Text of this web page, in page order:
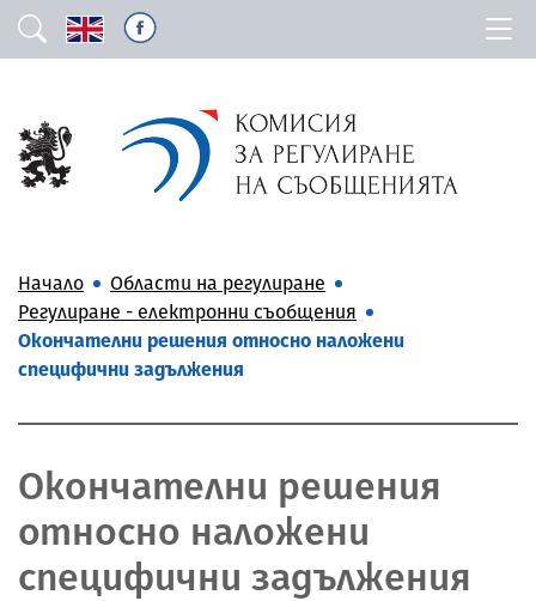
Начало
Области на регулиране
Регулиране - електронни съобщения
Окончателни решения относно наложени
специфични задължения
Окончателни решения
относно наложени
специфични задължения